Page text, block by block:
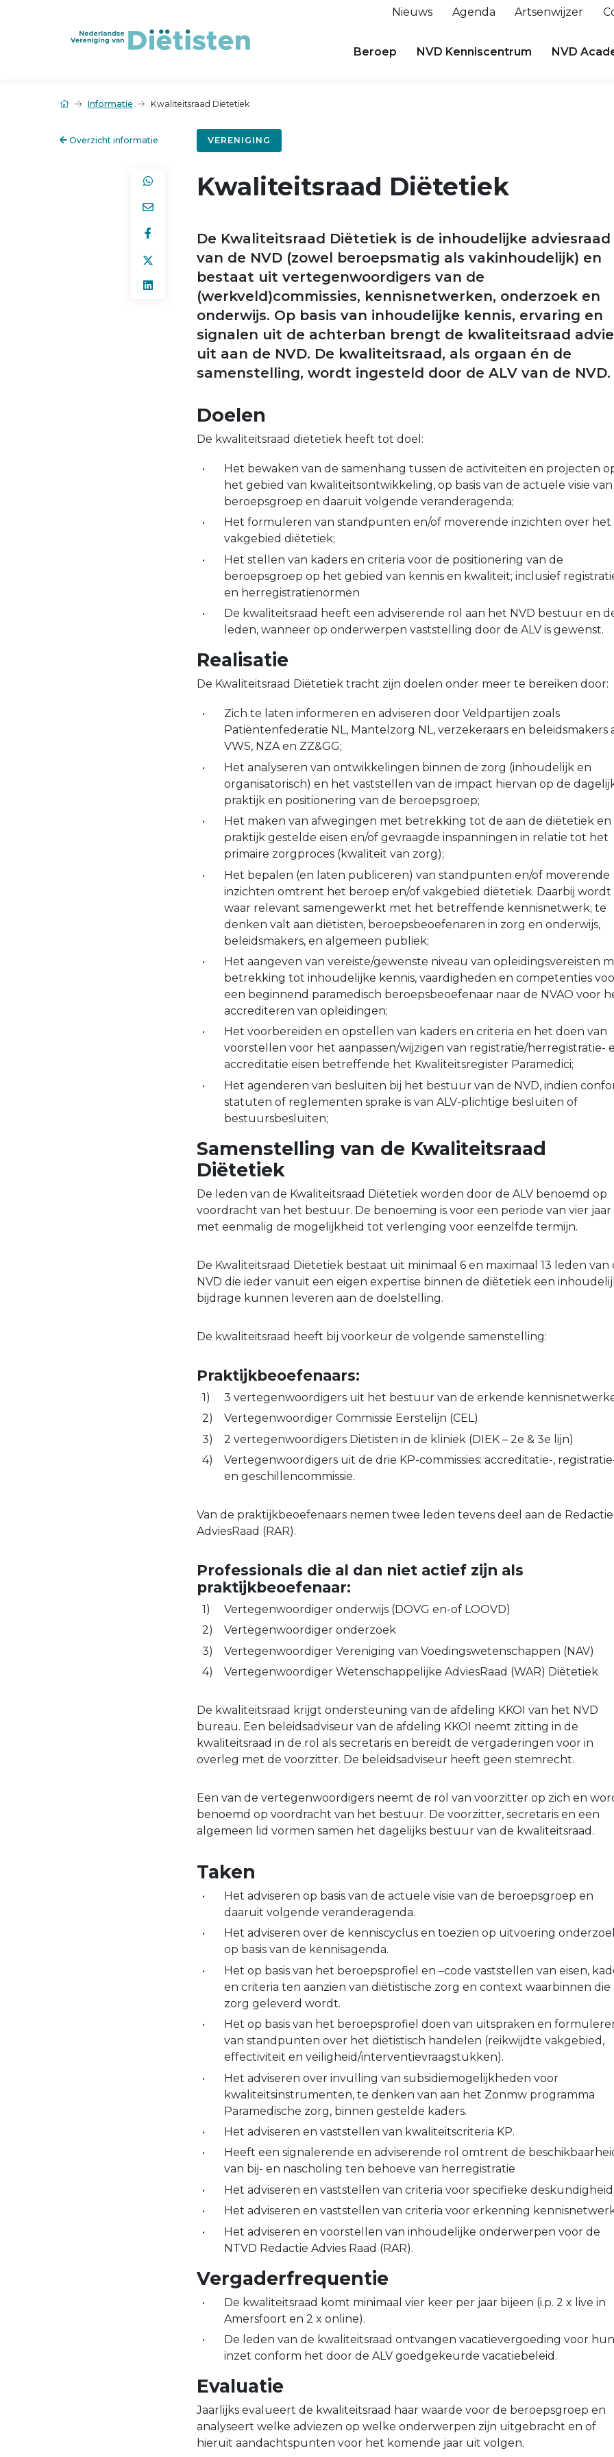
Nieuws Agenda Artsenwijzer
Beroep NVD Kenniscentrum NVD
Informatie Kwaliteitsraad Diëtetiek
Overzicht informatie VERENIGING
Kwaliteitsraad Diëtetiek
De Kwaliteitsraad Diëtetiek is de inhoudelijke adviesraad
van de NVD (zowel beroepsmatig als vakinhoudelijk) en
bestaat uit vertegenwoordigers van de
(werkveld)commissies, kennisnetwerken, onderzoek en
onderwijs. Op basis van inhoudelijke kennis, ervaring en
signalen uit de achterban brengt de kwaliteitsraad
uit aan de NVD. De kwaliteitsraad, als orgaan én de
samenstelling, wordt ingesteld door de ALV van de NVD.
Doelen
De kwaliteitsraad diëtetiek heeft tot doel:
Het bewaken van de samenhang tussen de activiteiten en projecten
het gebied van kwaliteitsontwikkeling, op basis van de actuele visie
beroepsgroep en daaruit volgende veranderagenda;
Het formuleren van standpunten en/of moverende inzichten over het
vakgebied diëtetiek;
Het stellen van kaders en criteria voor de positionering van de
beroepsgroep op het gebied van kennis en kwaliteit; inclusief
en herregistratienormen
De kwaliteitsraad heeft een adviserende rol aan het NVD bestuur en
leden, wanneer op onderwerpen vaststelling door de ALV is gewenst.
Realisatie
De Kwaliteitsraad Diëtetiek tracht zijn doelen onder meer te bereiken door:
Zich te laten informeren en adviseren door Veldpartijen zoals
Patiëntenfederatie NL, Mantelzorg NL, verzekeraars en beleidsmakers
VWS, NZA en ZZ&GG;
Het analyseren van ontwikkelingen binnen de zorg (inhoudelijk en
organisatorisch) en het vaststellen van de impact hiervan op de
praktijk en positionering van de beroepsgroep;
Het maken van afwegingen met betrekking tot de aan de diëtetiek en
praktijk gestelde eisen en/of gevraagde inspanningen in relatie tot het
primaire zorgproces (kwaliteit van zorg);
Het bepalen (en laten publiceren) van standpunten en/of moverende
inzichten omtrent het beroep en/of vakgebied diëtetiek. Daarbij wordt
waar relevant samengewerkt met het betreffende kennisnetwerk; te
denken valt aan diëtisten, beroepsbeoefenaren in zorg en onderwijs,
beleidsmakers, en algemeen publiek;
Het aangeven van vereiste/gewenste niveau van opleidingsvereisten
betrekking tot inhoudelijke kennis, vaardigheden en competenties
een beginnend paramedisch beroepsbeoefenaar naar de NVAO voor
accrediteren van opleidingen;
Het voorbereiden en opstellen van kaders en criteria en het doen van
voorstellen voor het aanpassen/wijzigen van registratie/herregistratie-
accreditatie eisen betreffende het Kwaliteitsregister Paramedici;
Het agenderen van besluiten bij het bestuur van de NVD, indien
statuten of reglementen sprake is van ALV-plichtige besluiten of
bestuursbesluiten;
Samenstelling van de Kwaliteitsraad
Diëtetiek
De leden van de Kwaliteitsraad Diëtetiek worden door de ALV benoemd op
voordracht van het bestuur. De benoeming is voor een periode van vier jaar
met eenmalig de mogelijkheid tot verlenging voor eenzelfde termijn.
De Kwaliteitsraad Diëtetiek bestaat uit minimaal 6 en maximaal 13 leden van
NVD die ieder vanuit een eigen expertise binnen de diëtetiek een
bijdrage kunnen leveren aan de doelstelling.
De kwaliteitsraad heeft bij voorkeur de volgende samenstelling:
Praktijkbeoefenaars:
3 vertegenwoordigers uit het bestuur van de erkende
Vertegenwoordiger Commissie Eerstelijn (CEL)
2 vertegenwoordigers Diëtisten in de kliniek (DIEK – 2e & 3e lijn)
Vertegenwoordigers uit de drie KP-commissies: accreditatie-,
en geschillencommissie.
Van de praktijkbeoefenaars nemen twee leden tevens deel aan de Redactie
AdviesRaad (RAR).
Professionals die al dan niet actief zijn als
praktijkbeoefenaar:
Vertegenwoordiger onderwijs (DOVG en-of LOOVD)
Vertegenwoordiger onderzoek
Vertegenwoordiger Vereniging van Voedingswetenschappen (NAV)
Vertegenwoordiger Wetenschappelijke AdviesRaad (WAR) Diëtetiek
De kwaliteitsraad krijgt ondersteuning van de afdeling KKOI van het NVD
bureau. Een beleidsadviseur van de afdeling KKOI neemt zitting in de
kwaliteitsraad in de rol als secretaris en bereidt de vergaderingen voor in
overleg met de voorzitter. De beleidsadviseur heeft geen stemrecht.
Een van de vertegenwoordigers neemt de rol van voorzitter op zich en
benoemd op voordracht van het bestuur. De voorzitter, secretaris en een
algemeen lid vormen samen het dagelijks bestuur van de kwaliteitsraad.
Taken
Het adviseren op basis van de actuele visie van de beroepsgroep en
daaruit volgende veranderagenda.
Het adviseren over de kenniscyclus en toezien op uitvoering
op basis van de kennisagenda.
Het op basis van het beroepsprofiel en –code vaststellen van eisen,
en criteria ten aanzien van diëtistische zorg en context waarbinnen die
zorg geleverd wordt.
Het op basis van het beroepsprofiel doen van uitspraken en
van standpunten over het diëtistisch handelen (reikwijdte vakgebied,
effectiviteit en veiligheid/interventievraagstukken).
Het adviseren over invulling van subsidiemogelijkheden voor
kwaliteitsinstrumenten, te denken van aan het Zonmw programma
Paramedische zorg, binnen gestelde kaders.
Het adviseren en vaststellen van kwaliteitscriteria KP.
Heeft een signalerende en adviserende rol omtrent de
van bij- en nascholing ten behoeve van herregistratie
Het adviseren en vaststellen van criteria voor specifieke
Het adviseren en vaststellen van criteria voor erkenning
Het adviseren en voorstellen van inhoudelijke onderwerpen voor de
NTVD Redactie Advies Raad (RAR).
Vergaderfrequentie
De kwaliteitsraad komt minimaal vier keer per jaar bijeen (i.p. 2 x live in
Amersfoort en 2 x online).
De leden van de kwaliteitsraad ontvangen vacatievergoeding voor hun
inzet conform het door de ALV goedgekeurde vacatiebeleid.
Evaluatie
Jaarlijks evalueert de kwaliteitsraad haar waarde voor de beroepsgroep en
analyseert welke adviezen op welke onderwerpen zijn uitgebracht en of
hieruit aandachtspunten voor het komende jaar uit volgen.